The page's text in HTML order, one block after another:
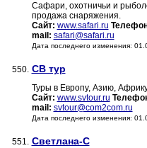
Сафари, охотничьи и
продажа снаряжения.
Сайт: www.safari.ru
mail: safari@safari.ru
Дата последнего изменения:
550. СВ тур
Туры в Европу, Азию,
Сайт: www.svtour.ru
mail: svtour@com2com.ru
Дата последнего изменения:
551. Светлана-С